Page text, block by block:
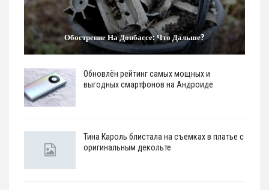
Обострение На Донбассе: Что Дальше?
Обновлён рейтинг самых мощных и
выгодных смартфонов на Андроиде
Тина Кароль блистала на съемках в платье с
оригинальным декольте